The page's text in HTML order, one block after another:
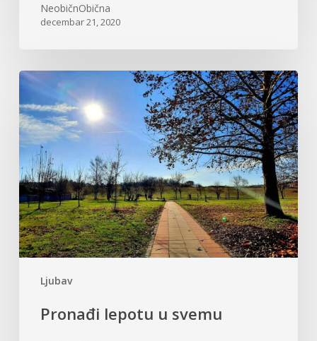
NeobičnObična
decembar 21, 2020
Ljubav
Pronađi
u
svemu
Pronađi lepotu u svemu